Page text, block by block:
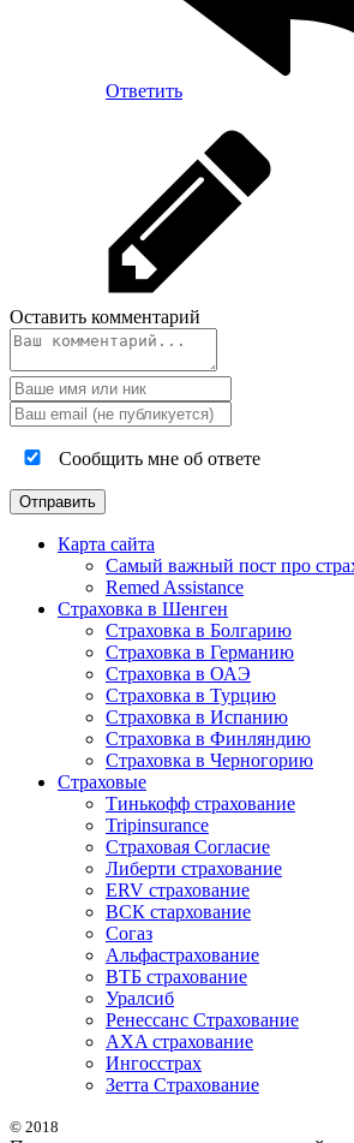
Ответить
Оставить комментарий
Сообщить мне об ответе
Карта сайта
Самый важный пост про
Remed Assistance
Страховка в Шенген
Страховка в Болгарию
Страховка в Германию
Страховка в ОАЭ
Страховка в Турцию
Страховка в Испанию
Страховка в Финляндию
Страховка в Черногорию
Страховые
Тинькофф страхование
Tripinsurance
Страховая Согласие
Либерти страхование
ERV страхование
ВСК стархование
Согаз
Альфастрахование
ВТБ страхование
Уралсиб
Ренессанс Страхование
AXA страхование
Ингосстрах
Зетта Страхование
© 2018